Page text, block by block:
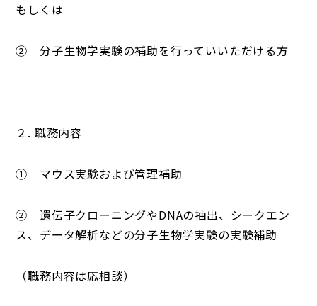
もしくは
② 分子生物学実験の補助を行っていいただける方
２. 職務内容
① マウス実験および管理補助
② 遺伝子クローニングやDNAの抽出、シークエン
ス、データ解析などの分子生物学実験の実験補助
（職務内容は応相談）